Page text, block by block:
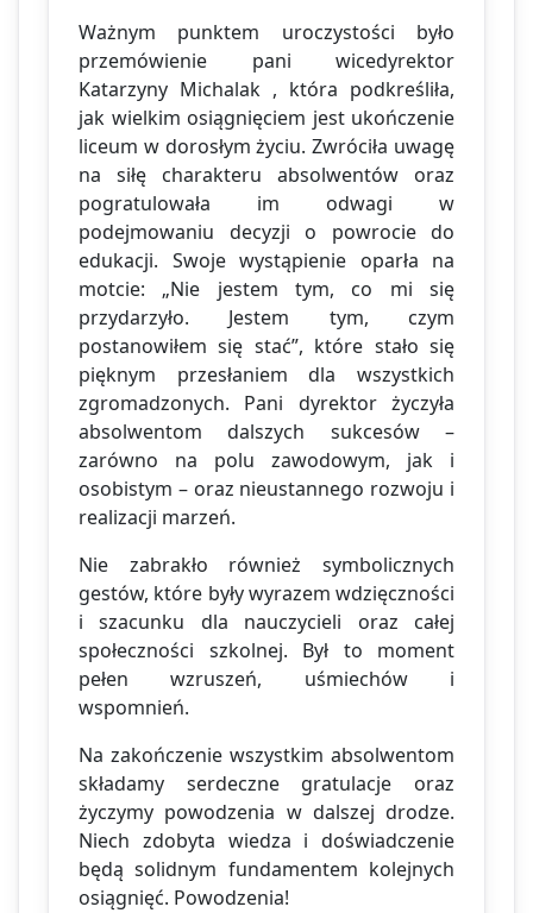
Ważnym punktem uroczystości było
przemówienie pani wicedyrektor
Katarzyny Michalak , która podkreśliła,
jak wielkim osiągnięciem jest ukończenie
liceum w dorosłym życiu. Zwróciła uwagę
na siłę charakteru absolwentów oraz
pogratulowała im odwagi w
podejmowaniu decyzji o powrocie do
edukacji. Swoje wystąpienie oparła na
motcie: „Nie jestem tym, co mi się
przydarzyło. Jestem tym, czym
postanowiłem się stać”, które stało się
pięknym przesłaniem dla wszystkich
zgromadzonych. Pani dyrektor życzyła
absolwentom dalszych sukcesów –
zarówno na polu zawodowym, jak i
osobistym – oraz nieustannego rozwoju i
realizacji marzeń.
Nie zabrakło również symbolicznych
gestów, które były wyrazem wdzięczności
i szacunku dla nauczycieli oraz całej
społeczności szkolnej. Był to moment
pełen wzruszeń, uśmiechów i
wspomnień.
Na zakończenie wszystkim absolwentom
składamy serdeczne gratulacje oraz
życzymy powodzenia w dalszej drodze.
Niech zdobyta wiedza i doświadczenie
będą solidnym fundamentem kolejnych
osiągnięć. Powodzenia!